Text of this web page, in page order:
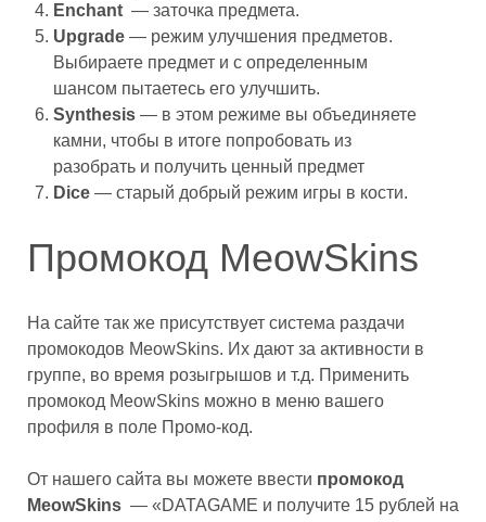
Enchant — заточка предмета.
Upgrade — режим улучшения предметов.
Выбираете предмет и с определенным
шансом пытаетесь его улучшить.
Synthesis — в этом режиме вы объединяете
камни, чтобы в итоге попробовать из
разобрать и получить ценный предмет
Dice — старый добрый режим игры в кости.
Промокод MeowSkins
На сайте так же присутствует система раздачи
промокодов MeowSkins. Их дают за активности в
группе, во время розыгрышов и т.д. Применить
промокод MeowSkins можно в меню вашего
профиля в поле Промо-код.
От нашего сайта вы можете ввести промокод
MeowSkins — «DATAGAME и получите 15 рублей на